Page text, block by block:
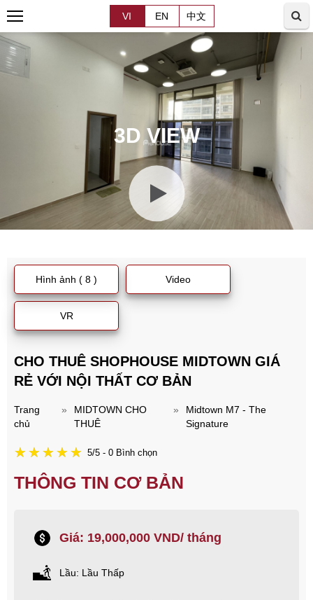
VI EN 中文
3D VIEW
Hình ảnh ( 8 ) Video
VR
CHO THUÊ SHOPHOUSE MIDTOWN GIÁ
RẺ VỚI NỘI THẤT CƠ BẢN
Trang
chủ
»
MIDTOWN CHO
THUÊ
»
Midtown M7 - The
Signature
5/5 - 0 Bình chọn
THÔNG TIN CƠ BẢN
Giá: 19,000,000 VND/ tháng
Lầu: Lầu Thấp